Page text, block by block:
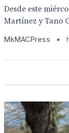
Desde este
Martínez y Tano
MkMACPress •